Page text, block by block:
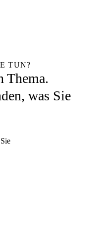
TUN?
Thema.
was Sie